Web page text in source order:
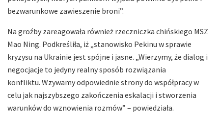
bezwarunkowe zawieszenie broni”.
Na groźby zareagowała również rzeczniczka chińskiego MSZ
Mao Ning. Podkreśliła, iż „stanowisko Pekinu w sprawie
kryzysu na Ukrainie jest spójne i jasne. „Wierzymy, że dialog i
negocjacje to jedyny realny sposób rozwiązania
konfliktu. Wzywamy odpowiednie strony do współpracy w
celu jak najszybszego zakończenia eskalacji i stworzenia
warunków do wznowienia rozmów” – powiedziała.